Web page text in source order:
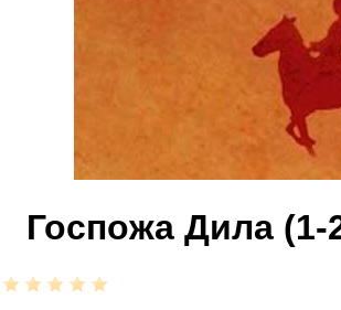
Госпожа Дила (1-